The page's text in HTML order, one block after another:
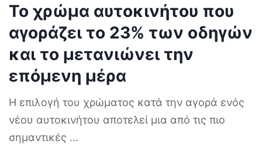
Το χρώμα αυτοκινήτου που
αγοράζει το 23% των οδηγών
και το μετανιώνει την
επόμενη μέρα
Η επιλογή του χρώματος κατά την αγορά ενός
νέου αυτοκινήτου αποτελεί μια από τις πιο
σημαντικές ...